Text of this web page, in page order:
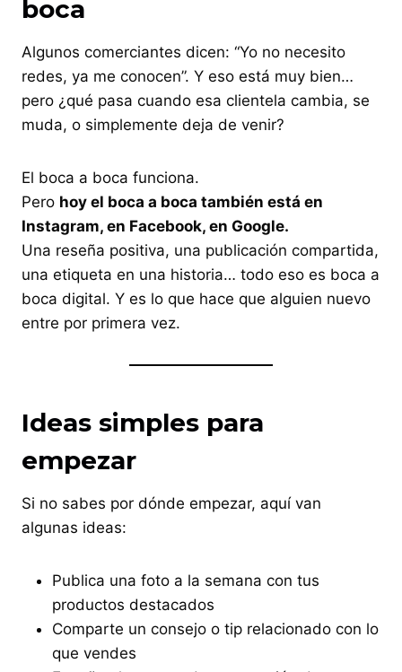
boca
Algunos comerciantes dicen: “Yo no necesito
redes, ya me conocen”. Y eso está muy bien…
pero ¿qué pasa cuando esa clientela cambia, se
muda, o simplemente deja de venir?
El boca a boca funciona.
Pero hoy el boca a boca también está en
Instagram, en Facebook, en Google.
Una reseña positiva, una publicación compartida,
una etiqueta en una historia… todo eso es boca a
boca digital. Y es lo que hace que alguien nuevo
entre por primera vez.
Ideas simples para
empezar
Si no sabes por dónde empezar, aquí van
algunas ideas:
Publica una foto a la semana con tus
productos destacados
Comparte un consejo o tip relacionado con lo
que vendes